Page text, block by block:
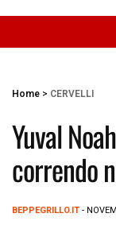
Home > CERVELLI
Yuval
correndo
BEPPEGRILLO.IT -